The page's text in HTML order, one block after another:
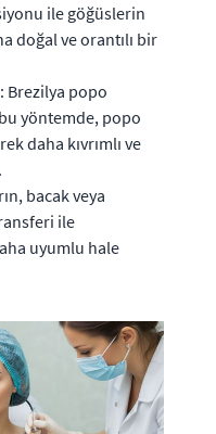
ile göğüslerin
doğal ve orantılı bir
Brezilya popo
yöntemde, popo
daha kıvrımlı ve
bacak veya
ile
uyumlu hale